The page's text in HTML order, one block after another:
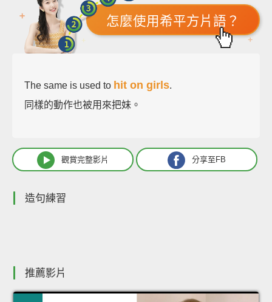
怎麼使用希平方片語？
The same is used to hit on girls.
同樣的動作也被用來把妹。
觀賞完整影片 分享至FB
造句練習
推薦影片